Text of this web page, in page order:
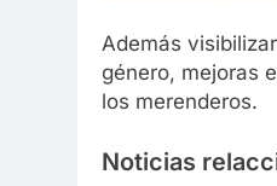
Además
género, mejoras
los merenderos.
Noticias